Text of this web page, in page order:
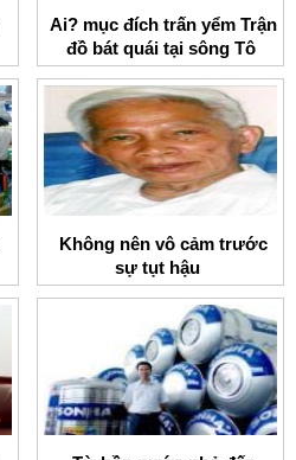
Ai? mục đích trấn yểm Trận
đồ bát quái tại sông Tô
Lịch
Không nên vô cảm trước
sự tụt hậu